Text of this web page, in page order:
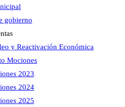
gobierno
y Reactivación Económica
Mociones
2023
2024
2025